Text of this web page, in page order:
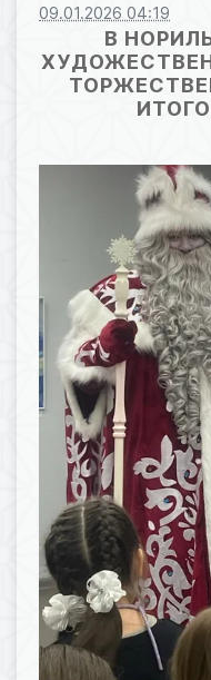
09.01.2026 04:19
В